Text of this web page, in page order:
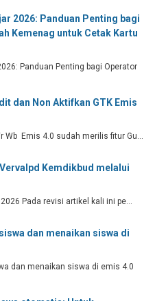
2026: Panduan Penting bagi
Kemenag untuk Cetak Kartu
Panduan Penting bagi Operator
dan Non Aktifkan GTK Emis
Wb Emis 4.0 sudah merilis fitur Gu…
Kemdikbud melalui
Pada revisi artikel kali ini pe…
dan menaikan siswa di
dan menaikan siswa di emis 4.0